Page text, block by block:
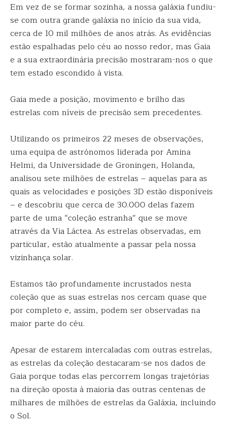
Em vez de se formar sozinha, a nossa galáxia fundiu-
se com outra grande galáxia no início dasua vida,
cerca de 10 mil milhões de anos atrás. As evidências
estão espalhadas pelo céu ao nosso redor, mas Gaia
e a sua extraordinária precisão mostraram-nos o que
tem estado escondido à vista.
Gaia mede a posição, movimento e brilho das
estrelas com níveis de precisão sem precedentes.
Utilizando os primeiros 22 meses de observações,
uma equipa de astrónomos liderada por Amina
Helmi, da Universidade de Groningen, Holanda,
analisou sete milhões de estrelas – aquelas para as
quais as velocidades e posições 3D estão disponíveis
– e descobriu que cerca de 30.000 delas fazem
parte de uma “coleção estranha” que se move
através da Via Láctea. As estrelas observadas, em
particular, estão atualmente a passar pela nossa
vizinhança solar.
Estamos tão profundamente incrustados nesta
coleção que as suas estrelas nos cercam quase que
por completo e, assim, podem ser observadas na
maior parte do céu.
Apesar de estarem intercaladas com outras estrelas,
as estrelas da coleção destacaram-se nos dados de
Gaia porque todas elas percorrem longas trajetórias
na direção oposta à maioria das outras centenas de
milhares de milhões de estrelas da Galáxia, incluindo
o Sol.